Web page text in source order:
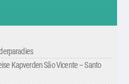
Kapverden São Vicente – Santo